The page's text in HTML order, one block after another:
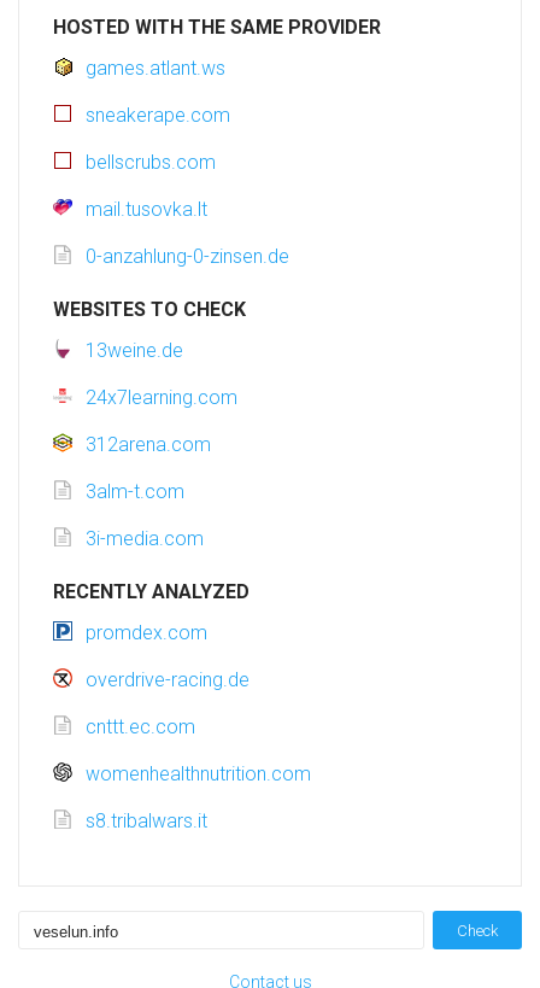
HOSTED WITH THE SAME PROVIDER
games.atlant.ws
sneakerape.com
bellscrubs.com
mail.tusovka.lt
0-anzahlung-0-zinsen.de
WEBSITES TO CHECK
13weine.de
24x7learning.com
312arena.com
3alm-t.com
3i-media.com
RECENTLY ANALYZED
promdex.com
overdrive-racing.de
cnttt.ec.com
womenhealthnutrition.com
s8.tribalwars.it
Check
Contact us